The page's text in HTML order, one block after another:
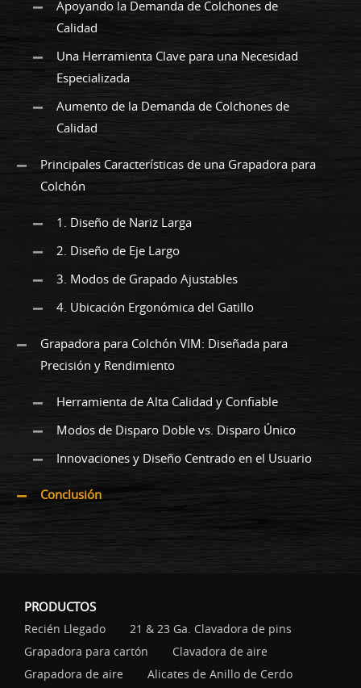
Apoyando la Demanda de Colchones de
Calidad
Una Herramienta Clave para una Necesidad
Especializada
Aumento de la Demanda de Colchones de
Calidad
Principales Características de una Grapadora para
Colchón
1. Diseño de Nariz Larga
2. Diseño de Eje Largo
3. Modos de Grapado Ajustables
4. Ubicación Ergonómica del Gatillo
Grapadora para Colchón VIM: Diseñada para
Precisión y Rendimiento
Herramienta de Alta Calidad y Confiable
Modos de Disparo Doble vs. Disparo Único
Innovaciones y Diseño Centrado en el Usuario
Conclusión
PRODUCTOS
Recién Llegado
21 & 23 Ga. Clavadora de pins
Grapadora para cartón
Clavadora de aire
Grapadora de aire
Alicates de Anillo de Cerdo